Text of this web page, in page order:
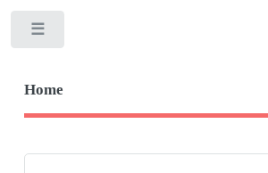
Home